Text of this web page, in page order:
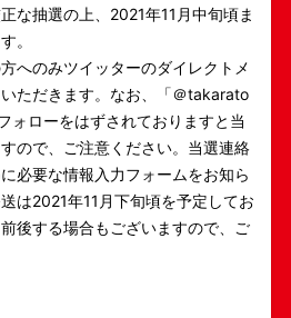
な抽選の上、2021年11月中旬頃ま
。
へのみツイッターのダイレクトメ
ただきます。なお、「＠takarato
ォローをはずされておりますと当
ので、ご注意ください。当選連絡
必要な情報入力フォームをお知ら
は2021年11月下旬頃を予定してお
後する場合もございますので、ご